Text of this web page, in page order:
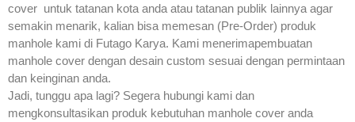
cover untuk tatanan kota anda atau tatanan publik lainnya agar
semakin menarik, kalian bisa memesan (Pre-Order) produk
manhole kami di Futago Karya. Kami menerimapembuatan
manhole cover dengan desain custom sesuai dengan permintaan
dan keinginan anda.
Jadi, tunggu apa lagi? Segera hubungi kami dan
mengkonsultasikan produk kebutuhan manhole cover anda